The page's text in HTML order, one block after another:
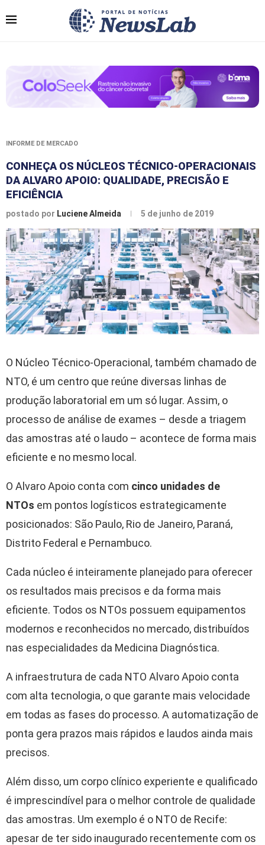
INFORME DE MERCADO
CONHEÇA OS NÚCLEOS TÉCNICO-OPERACIONAIS
DA ALVARO APOIO: QUALIDADE, PRECISÃO E
EFICIÊNCIA
postado por Luciene Almeida 5 de junho de 2019
O Núcleo Técnico-Operacional, também chamado de
NTO, é um centro que reúne diversas linhas de
produção laboratorial em um só lugar. Assim, o
processo de análise de exames – desde a triagem
das amostras até o laudo – acontece de forma mais
eficiente e no mesmo local.
O Alvaro Apoio conta com cinco unidades de
NTOs em pontos logísticos estrategicamente
posicionados: São Paulo, Rio de Janeiro, Paraná,
Distrito Federal e Pernambuco.
Cada núcleo é inteiramente planejado para oferecer
os resultados mais precisos e da forma mais
eficiente. Todos os NTOs possuem equipamentos
modernos e reconhecidos no mercado, distribuídos
nas especialidades da Medicina Diagnóstica.
A infraestrutura de cada NTO Alvaro Apoio conta
com alta tecnologia, o que garante mais velocidade
em todas as fases do processo. A automatização de
ponta gera prazos mais rápidos e laudos ainda mais
precisos.
Além disso, um corpo clínico experiente e qualificado
é imprescindível para o melhor controle de qualidade
das amostras. Um exemplo é o NTO de Recife:
apesar de ter sido inaugurado recentemente com os